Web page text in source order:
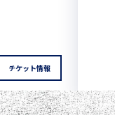
チケット情報